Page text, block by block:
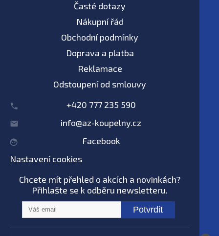
Časté dotazy
Nákupní řád
Obchodní podmínky
Doprava a platba
Reklamace
Odstoupení od smlouvy
+420 777 235 590
info@az-koupelny.cz
Facebook
Nastavení cookies
Chcete mít přehled o akcích a novinkách?
Přihlašte se k odběru newsletteru.
Potvrdit